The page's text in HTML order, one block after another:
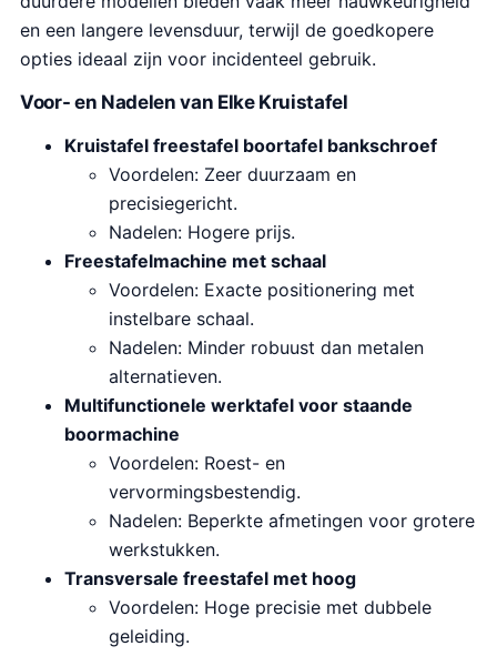
en een langere levensduur, terwijl de goedkopere
opties ideaal zijn voor incidenteel gebruik.
Voor- en Nadelen van Elke Kruistafel
Kruistafel freestafel boortafel bankschroef
Voordelen: Zeer duurzaam en
precisiegericht.
Nadelen: Hogere prijs.
Freestafelmachine met schaal
Voordelen: Exacte positionering met
instelbare schaal.
Nadelen: Minder robuust dan metalen
alternatieven.
Multifunctionele werktafel voor staande
boormachine
Voordelen: Roest- en
vervormingsbestendig.
Nadelen: Beperkte afmetingen voor grotere
werkstukken.
Transversale freestafel met hoog
Voordelen: Hoge precisie met dubbele
geleiding.